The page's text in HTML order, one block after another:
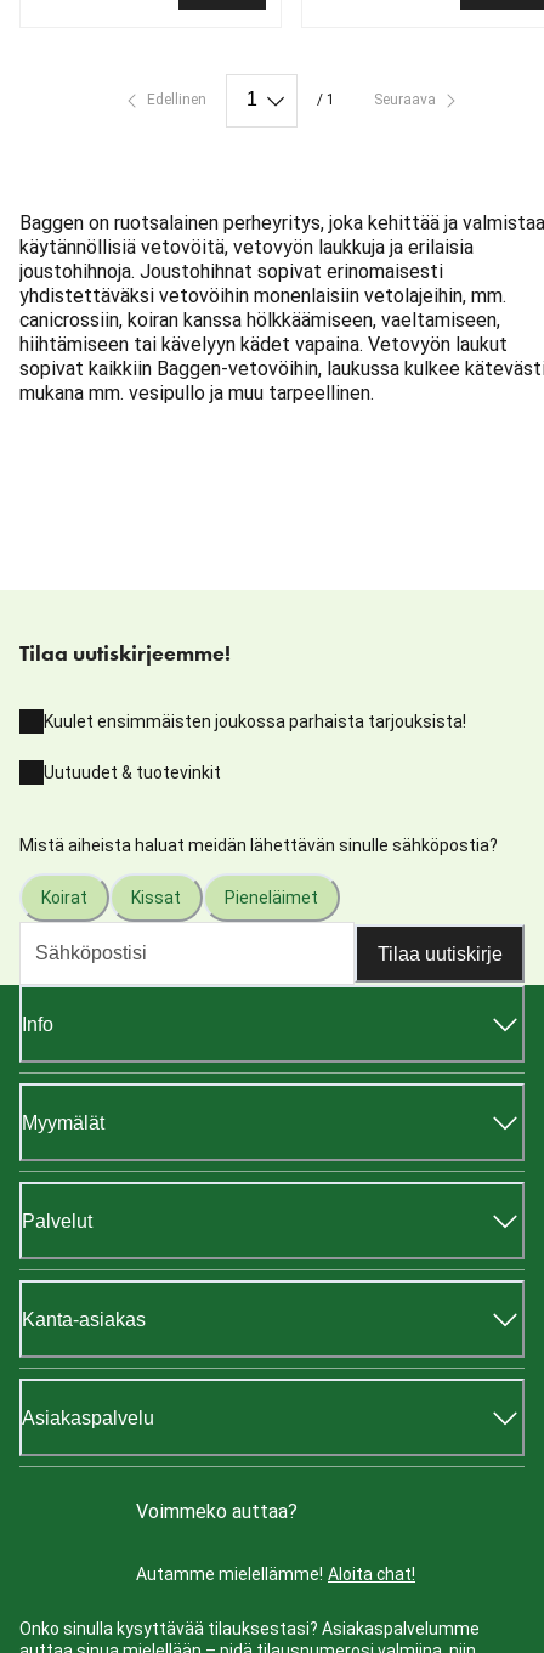
Edellinen / 1 Seuraava
Baggen on ruotsalainen perheyritys, joka kehittää ja valmistaa
käytännöllisiä vetovöitä, vetovyön laukkuja ja erilaisia
joustohihnoja. Joustohihnat sopivat erinomaisesti
yhdistettäväksi vetovöihin monenlaisiin vetolajeihin, mm.
canicrossiin, koiran kanssa hölkkäämiseen, vaeltamiseen,
hiihtämiseen tai kävelyyn kädet vapaina. Vetovyön laukut
sopivat kaikkiin Baggen-vetovöihin, laukussa kulkee
mukana mm. vesipullo ja muu tarpeellinen.
Tilaa uutiskirjeemme!
Kuulet ensimmäisten joukossa parhaista tarjouksista!
Uutuudet & tuotevinkit
Mistä aiheista haluat meidän lähettävän sinulle sähköpostia?
Koirat Kissat Pieneläimet
Tilaa uutiskirje
Info
Myymälät
Palvelut
Kanta-asiakas
Asiakaspalvelu
Voimmeko auttaa?
Autamme mielellämme! Aloita chat!
Onko sinulla kysyttävää tilauksestasi? Asiakaspalvelumme